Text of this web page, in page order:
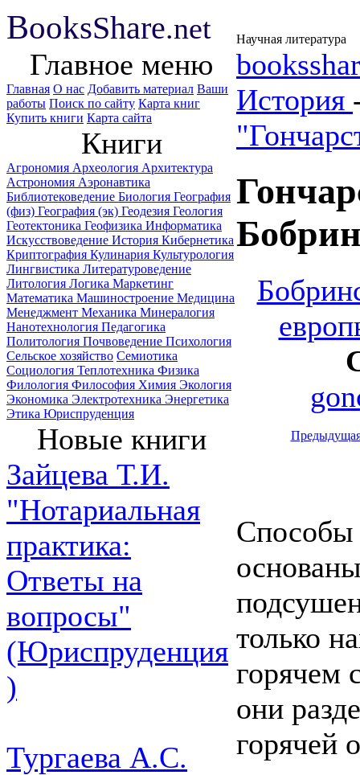
BooksShare.net Научная литература
Главное меню
Главная О нас Добавить материал Ваши
работы Поиск по сайту Карта книг
Купить книги Карта сайта
Книги
Агрономия Археология Архитектура
Астрономия Аэронавтика
Библиотековедение Биология География
(физ) География (эк) Геодезия Геология
Геотектоника Геофизика Информатика
Искусствоведение История Кибернетика
Криптография Кулинария Культурология
Лингвистика Литературоведение
Литология Логика Маркетинг
Математика Машиностроение Медицина
Менеджмент Механика Минералогия
Нанотехнология Педагогика
Политология Почвоведение Психология
Сельское хозяйство Семиотика
Социология Теплотехника Физика
Филология Философия Химия Экология
Экономика Электротехника Энергетика
Этика Юриспруденция
Новые книги
Зайцева Т.И.
"Нотариальная
практика:
Ответы на
вопросы"
(Юриспруденция
)
Тургаева А.С.
История
Способы
только
горячем
они
горячей